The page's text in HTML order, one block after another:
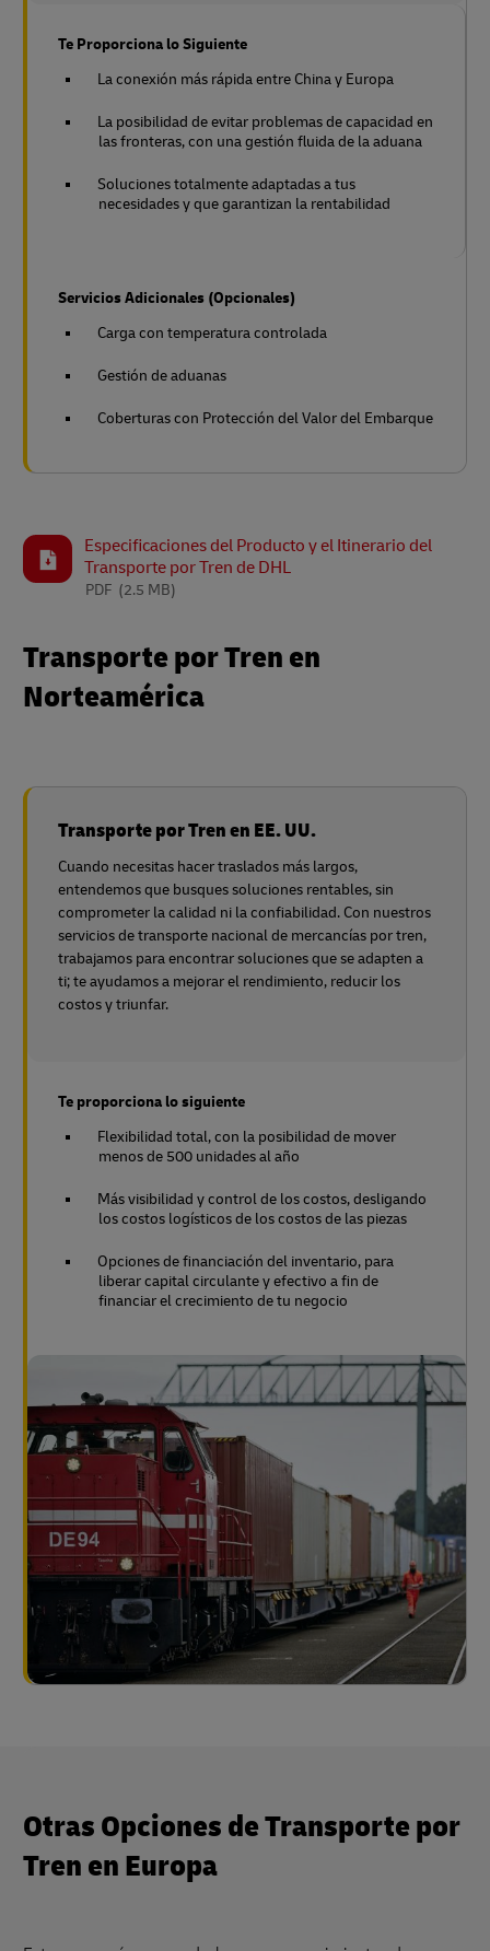
Te Proporciona lo Siguiente
La conexión más rápida entre China y Europa
La posibilidad de evitar problemas de capacidad en
las fronteras, con una gestión fluida de la aduana
Soluciones totalmente adaptadas a tus
necesidades y que garantizan la rentabilidad
Servicios Adicionales (Opcionales)
Carga con temperatura controlada
Gestión de aduanas
Coberturas con Protección del Valor del Embarque
Especificaciones del Producto y el Itinerario del
Transporte por Tren de DHL
(2.5 MB)
PDF
Transporte por Tren en
Norteamérica
Transporte por Tren en EE. UU.
Cuando necesitas hacer traslados más largos,
entendemos que busques soluciones rentables, sin
comprometer la calidad ni la confiabilidad. Con nuestros
servicios de transporte nacional de mercancías por tren,
trabajamos para encontrar soluciones que se adapten a
ti; te ayudamos a mejorar el rendimiento, reducir los
costos y triunfar.
Te proporciona lo siguiente
Flexibilidad total, con la posibilidad de mover
menos de 500 unidades al año
Más visibilidad y control de los costos, desligando
los costos logísticos de los costos de las piezas
Opciones de financiación del inventario, para
liberar capital circulante y efectivo a fin de
financiar el crecimiento de tu negocio
Otras Opciones de Transporte por
Tren en Europa